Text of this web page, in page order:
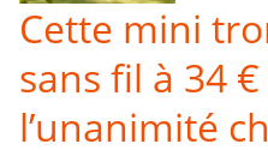
Cette mini
sans fil à 34
l’unanimité